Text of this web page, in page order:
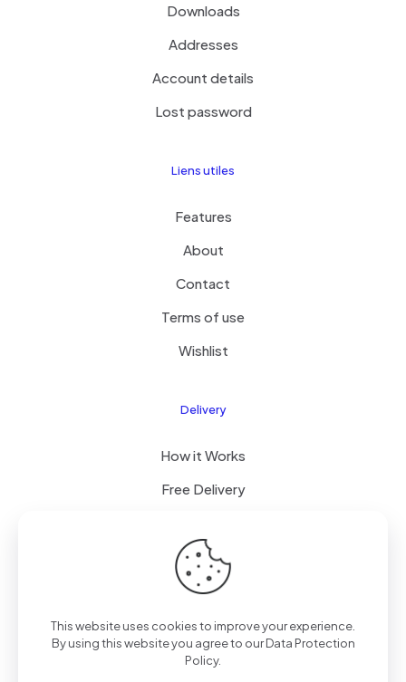
Downloads
Addresses
Account details
Lost password
Liens utiles
Features
About
Contact
Terms of use
Wishlist
Delivery
How it Works
Free Delivery
© 2026 Boogi Store by JsTechnology
Reserved
This website uses cookies to improve your experience.
By using this website you agree to ourData Protection
Policy.